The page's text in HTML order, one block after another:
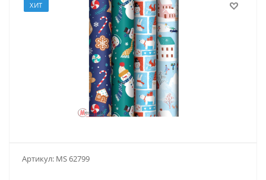
ХИТ
Артикул: MS 62799